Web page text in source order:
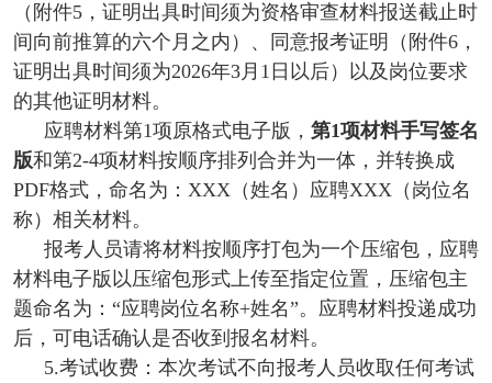
（附件5，证明出具时间须为资格审查材料报送截止时
间向前推算的六个月之内）、同意报考证明（附件6，
证明出具时间须为2026年3月1日以后）以及岗位要求
的其他证明材料。
应聘材料第1项原格式电子版， 第1项材料手写签名
版和第2-4项材料按顺序排列合并为一体，并转换成
PDF格式，命名为：XXX（姓名）应聘XXX（岗位名
称）相关材料。
报考人员请将材料按顺序打包为一个压缩包，应聘
材料电子版以压缩包形式上传至指定位置，压缩包主
题命名为：“应聘岗位名称+姓名”。应聘材料投递成功
后，可电话确认是否收到报名材料。
5.考试收费：本次考试不向报考人员收取任何考试